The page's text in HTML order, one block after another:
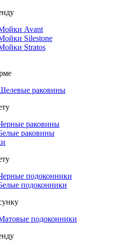
Avant
Silestone
Stratos
раковины
раковины
раковины
подоконники
подоконники
подоконники